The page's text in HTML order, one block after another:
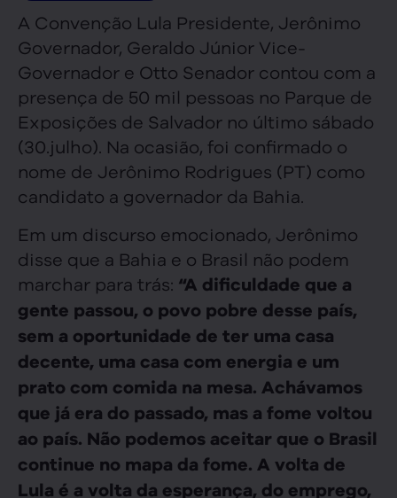
A Convenção Lula Presidente, Jerônimo
Governador, Geraldo Júnior Vice-
Governador e Otto Senador contou com a
presença de 50 mil pessoas no Parque de
Exposições de Salvador no último sábado
(30.julho). Na ocasião, foi confirmado o
nome de Jerônimo Rodrigues (PT) como
candidato a governador da Bahia.
Em um discurso emocionado, Jerônimo
disse que a Bahia e o Brasil não podem
marchar para trás: “A dificuldade que a
gente passou, o povo pobre desse país,
sem a oportunidade de ter uma casa
decente, uma casa com energia e um
prato com comida na mesa. Achávamos
que já era do passado, mas a fome voltou
ao país. Não podemos aceitar que o Brasil
continue no mapa da fome. A volta de
Lula é a volta da esperança, do emprego,